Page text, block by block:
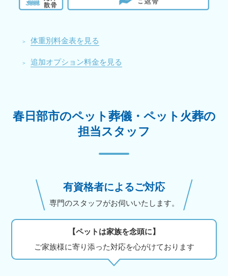
体重別料金表を見る
追加オプション料金を見る
春日部市のペット葬儀・ペット火葬の
担当スタッフ
有資格者によるご対応
専門のスタッフがお伺いいたします。
【ペットは家族を念頭に】
ご家族様に寄り添った対応を心がけております